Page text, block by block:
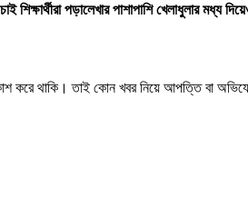
পড়ালেখার পাশাপাশি খেলাধুলার মধ্য
করে থাকি। তাই কোন খবর নিয়ে আপত্তি বা